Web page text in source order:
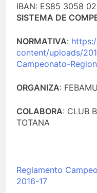
IBAN: ES85 3058
SISTEMA DE
NORMATIVA:
content/uploads/
Campeonato-
ORGANIZA:
COLABORA: CLUB
TOTANA
Reglamento
2016-17